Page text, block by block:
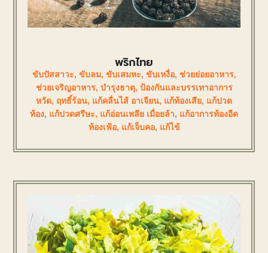
พริกไทย
ขับปัสสาวะ, ขับลม, ขับเสมหะ, ขับเหงื่อ, ช่วยย่อยอาหาร,
ช่วยเจริญอาหาร, บำรุงธาตุ, ป้องกันและบรรเทาอาการ
หวัด, ฤทธิ์ร้อน, แก้คลื่นไส้ อาเจียน, แก้ท้องเสีย, แก้ปวด
ท้อง, แก้ปวดศรีษะ, แก้อ่อนเพลีย เมื่อยล้า, แก้อาการท้องอืด
ท้องเฟ้อ, แก้เจ็บคอ, แก้ไข้